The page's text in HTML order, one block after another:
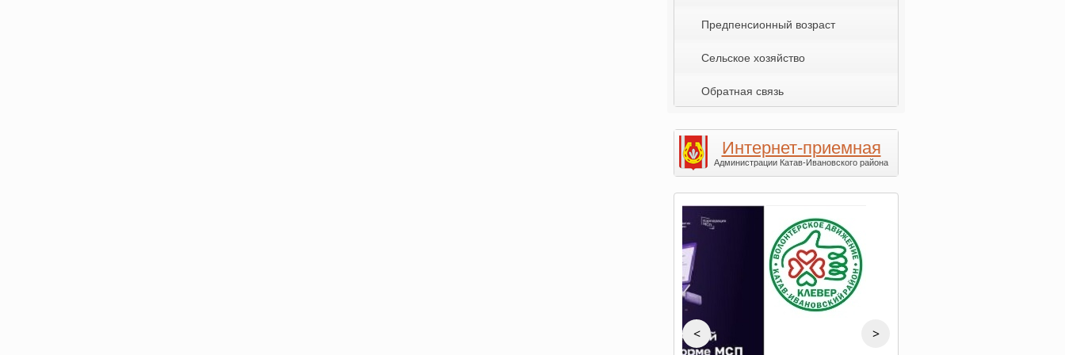
Предпенсионный возраст
Сельское хозяйство
Обратная связь
Интернет-приемная
Администрации Катав-Ивановского района
< >